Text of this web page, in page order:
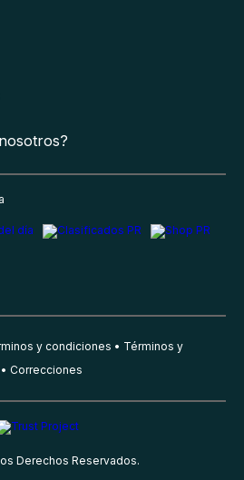
y condiciones
Términos y
Correcciones
Derechos Reservados.